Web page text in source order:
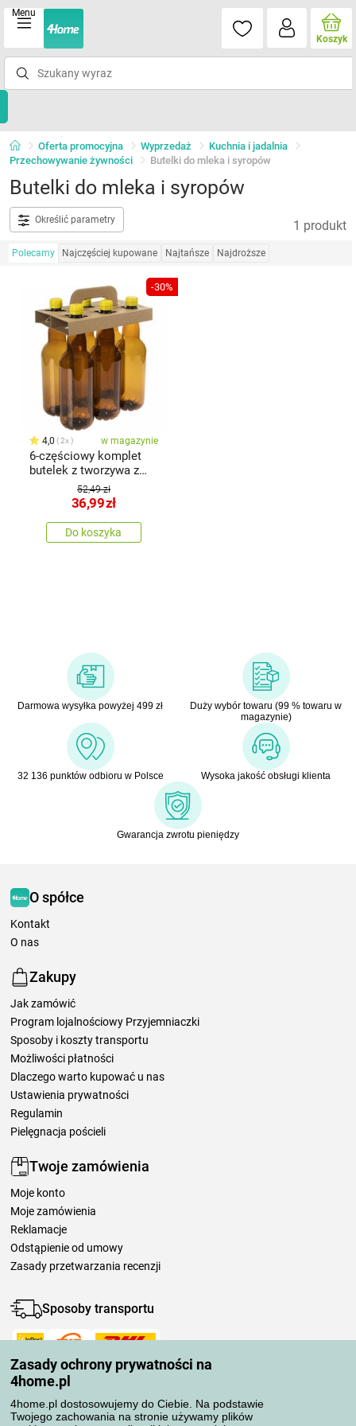
Zasady ochrony prywatności na
4home.pl
4home.pl dostosowujemy do Ciebie. Na podstawie
Twojego zachowania na stronie używamy plików
Menu
Koszyk
Oferta promocyjna Wyprzedaż
Kuchnia i jadalnia
Przechowywanie żywności
Butelki do mleka i syropów
Butelki do mleka i syropów
Określić parametry 1 produkt
Polecamy Najczęściej kupowane Najtańsze Najdroższe
-30%
4,0 2x w magazynie
6-częściowy komplet
butelek z tworzywa z
uchwytem, 1 l
52,49 zł
36,99zł
Do koszyka
Darmowa wysyłka powyżej 499 zł
Duży wybór towaru (99 % towaru w
magazynie)
32 136 punktów odbioru w Polsce Wysoka jakość obsługi klienta
Gwarancja zwrotu pieniędzy
O spółce
Kontakt
O nas
Zakupy
Jak zamówić
Program lojalnościowy Przyjemniaczki
Sposoby i koszty transportu
Możliwości płatności
Dlaczego warto kupować u nas
Ustawienia prywatności
Regulamin
Pielęgnacja pościeli
Twoje zamówienia
Moje konto
Moje zamówienia
Reklamacje
Odstąpienie od umowy
Zasady przetwarzania recenzji
Sposoby transportu
Metody płatności
Niezawodny sklep